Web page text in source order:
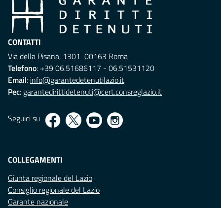
CONTATTI
Via della Pisana, 1301 00163 Roma
Telefono: +39 06.51686117 - 06.51531120
Email: info@garantedetenutilazio.it
Pec: garantedirittidetenuti@cert.consreglazio.it
Seguici su
COLLEGAMENTI
Giunta regionale del Lazio
Consiglio regionale del Lazio
Garante nazionale